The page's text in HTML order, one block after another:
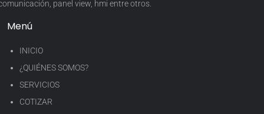
panel view, hmi entre otros.
Menú
INICIO
¿QUIÉNES SOMOS?
SERVICIOS
COTIZAR